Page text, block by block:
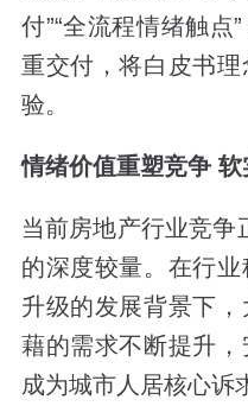
付”“全流程情绪触点
重交付，将白皮书
验。
情绪价值重塑竞争
当前房地产行业竞争
的深度较量。在行
升级的发展背景下
藉的需求不断提升
成为城市人居核心诉